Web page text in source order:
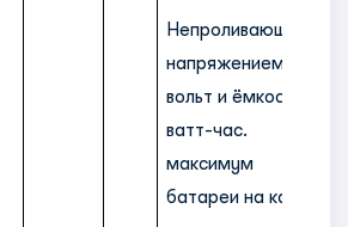
Непроливающиеся
напряжением не
вольт и ёмкостью
ватт-час.
максимум две
батареи на каждого